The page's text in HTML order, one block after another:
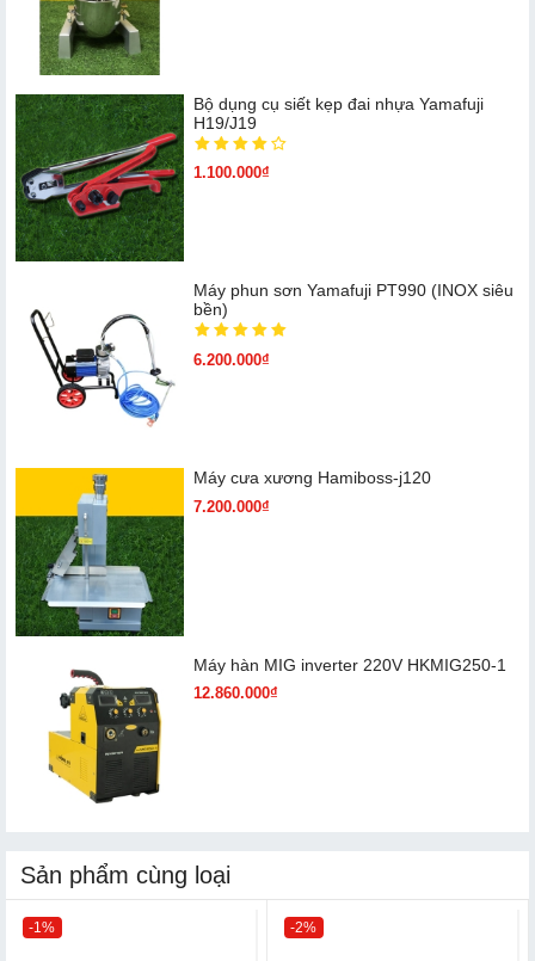
Bộ dụng cụ siết kẹp đai nhựa Yamafuji
H19/J19
1.100.000₫
Máy phun sơn Yamafuji PT990 (INOX siêu
bền)
6.200.000₫
Máy cưa xương Hamiboss-j120
7.200.000₫
Máy hàn MIG inverter 220V HKMIG250-1
12.860.000₫
Sản phẩm cùng loại
-1% -2%